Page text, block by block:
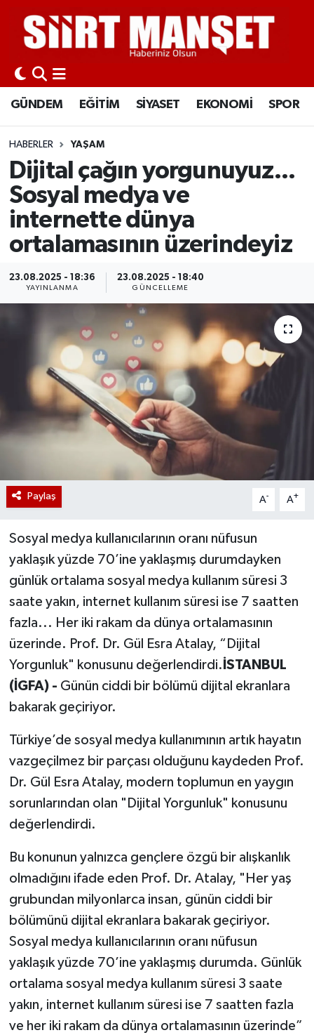
GÜNDEM EĞİTİM SİYASET EKONOMİ SPOR
HABERLER YAŞAM
Dijital çağın yorgunuyuz...
Sosyal medya ve
internette dünya
ortalamasının üzerindeyiz
23.08.2025 - 18:36
YAYINLANMA
23.08.2025 - 18:40
GÜNCELLEME
Paylaş A- A+
Sosyal medya kullanıcılarının oranı nüfusun
yaklaşık yüzde 70’ine yaklaşmış durumdayken
günlük ortalama sosyal medya kullanım süresi 3
saate yakın, internet kullanım süresi ise 7 saatten
fazla... Her iki rakam da dünya ortalamasının
üzerinde. Prof. Dr. Gül Esra Atalay, “Dijital
Yorgunluk" konusunu değerlendirdi. İSTANBUL
(İGFA) - Günün ciddi bir bölümü dijital ekranlara
bakarak geçiriyor.
Türkiye’de sosyal medya kullanımının artık hayatın
vazgeçilmez bir parçası olduğunu kaydeden Prof.
Dr. Gül Esra Atalay, modern toplumun en yaygın
sorunlarından olan "Dijital Yorgunluk" konusunu
değerlendirdi.
Bu konunun yalnızca gençlere özgü bir alışkanlık
olmadığını ifade eden Prof. Dr. Atalay, "Her yaş
grubundan milyonlarca insan, günün ciddi bir
bölümünü dijital ekranlara bakarak geçiriyor.
Sosyal medya kullanıcılarının oranı nüfusun
yaklaşık yüzde 70’ine yaklaşmış durumda. Günlük
ortalama sosyal medya kullanım süresi 3 saate
yakın, internet kullanım süresi ise 7 saatten fazla
ve her iki rakam da dünya ortalamasının üzerinde”
GÜNDEM
EĞİTİM
SİYASET
EKONOMİ
SPOR
İLÇELER
SAĞLIK-YAŞAM
Siirt Nöbetçi Eczaneler
Siirt Hava Durumu
Siirt Namaz Vakitleri
Siirt Trafik Yoğunluk Haritası
Süper Lig Puan Durumu ve Fikstür
Tüm Manşetler
Haber Arşivi